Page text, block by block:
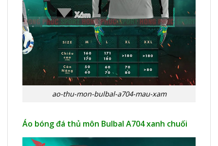
ao-thu-mon-bulbal-a704-mau-xam
Áo bóng đá thủ môn Bulbal A704 xanh chuối